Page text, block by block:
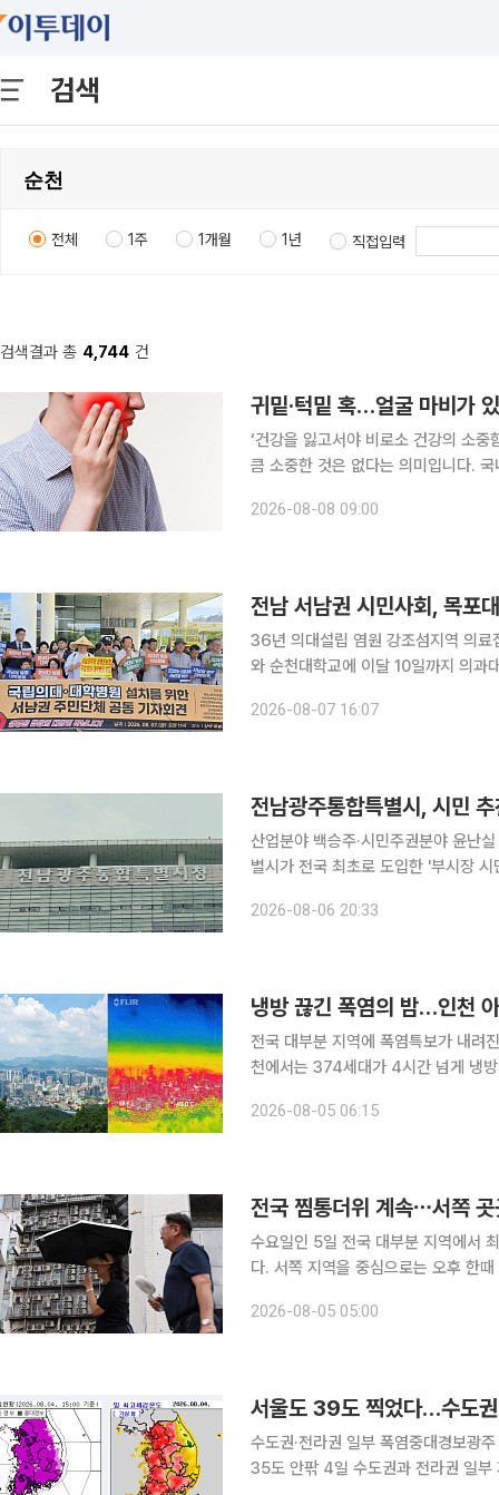
검색
전체 1주 1개월 1년 직접입력
검색결과 총 4,744 건
귀밑·턱밑 혹…얼굴 마비가
‘건강을 잃고서야 비로소 건강의 소
큼 소중한 것은 없다는 의미입니다.
지면, 단순히 피곤해서 림프절이 부었
2026-08-08 09:00
전남 서남권 시민사회, 목포
36년 의대설립 염원 강조섬지역 의료접근성 개선 촉구 전남 서남
와 순천대학교에 이달 10일까지 의과대학
사에서 공동 기자회견을 열고 "남은
2026-08-07 16:07
전남광주통합특별시, 시민
산업분야 백승주·시민주권분야 윤난실 선정
별시가 전국 최초로 도입한 '부시장
배심원단 심사, 시민 온라인 투표를
2026-08-06 20:33
냉방 끊긴 폭염의 밤…인천
전국 대부분 지역에 폭염특보가 내려
천에서는 374세대가 4시간 넘게 냉
정을 넘겨서도 이어졌다. 계양구는 4
2026-08-05 06:15
전국 찜통더위 계속⋯서쪽
수요일인 5일 전국 대부분 지역에서
다. 서쪽 지역을 중심으로는 오후 한때
역에 폭염 특보가 발효된 가운데 최
2026-08-05 05:00
서울도 39도 찍었다…수도권
수도권·전라권 일부 폭염중대경보광
35도 안팎 4일 수도권과 전라권 일부 지역의 기온이 39도를 넘나드는 등 전국 대부분 지역에서 극